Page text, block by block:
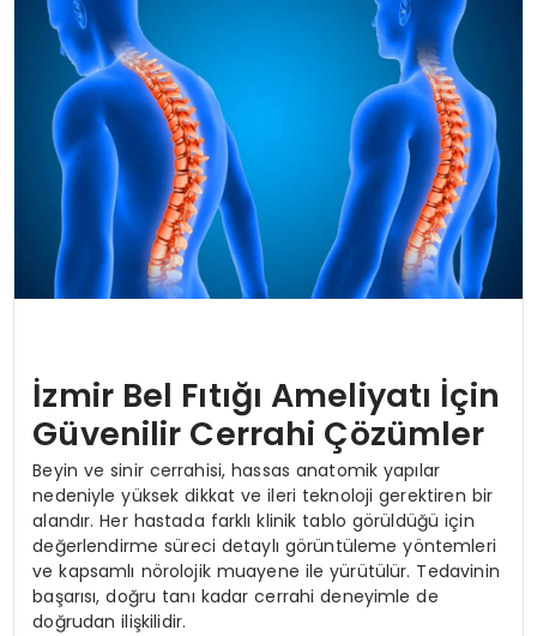
İzmir Bel Fıtığı Ameliyatı İçin
Güvenilir Cerrahi Çözümler
Beyin ve sinir cerrahisi, hassas anatomik yapılar
nedeniyle yüksek dikkat ve ileri teknoloji gerektiren bir
alandır. Her hastada farklı klinik tablo görüldüğü için
değerlendirme süreci detaylı görüntüleme yöntemleri
ve kapsamlı nörolojik muayene ile yürütülür. Tedavinin
başarısı, doğru tanı kadar cerrahi deneyimle de
doğrudan ilişkilidir.